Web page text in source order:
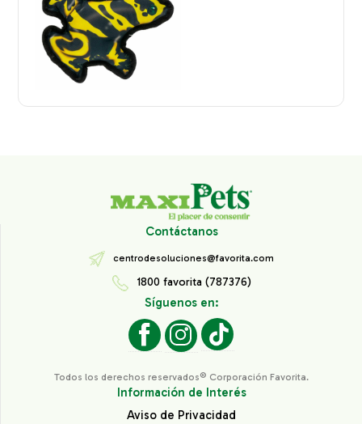
Contáctanos
centrodesoluciones@favorita.com
1800 favorita (787376)
Síguenos en:
Todos los derechos reservados® Corporación Favorita.
Información de Interés
Aviso de Privacidad